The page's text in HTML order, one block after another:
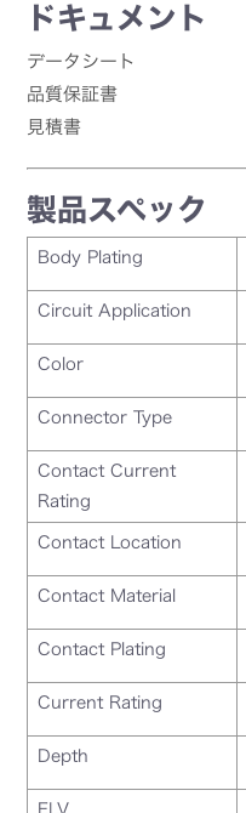
ドキュメント
データシート
品質保証書
見積書
製品スペック
Body Plating
Circuit Application
Color
Connector Type
Contact Current
Rating
Contact Location
Contact Material
Contact Plating
Current Rating
Depth
ELV